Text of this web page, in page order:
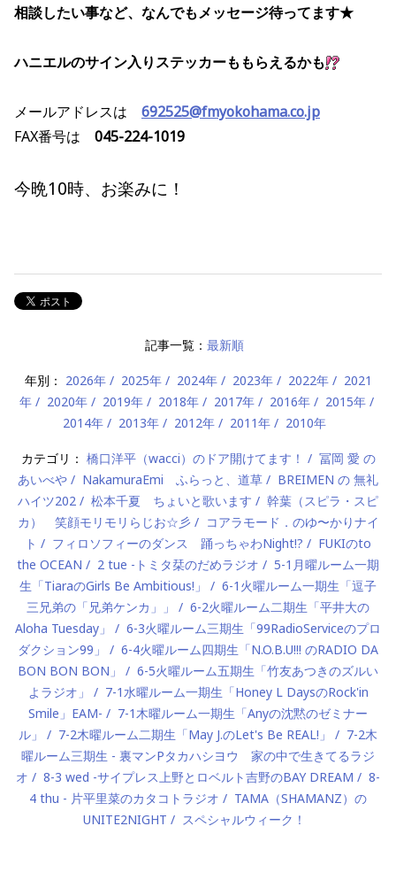
相談したい事など、なんでもメッセージ待ってます★
ハニエルのサイン入りステッカーももらえるかも
メールアドレスは
692525@fmyokohama.co.jp
FAX番号は 045-224-1019
今晩10時、お楽みに！
記事一覧： 最新順
年別： 2026年 2025年 2024年 2023年 2022年
2021
年
2020年 2019年 2018年 2017年 2016年
2015年
2014年
2013年 2012年 2011年 2010年
カテゴリ： 橋口洋平（wacci）のドア開けてます！
冨岡 愛 の
あいべや
NakamuraEmi ふらっと、道草
BREIMEN の 無礼
ハイツ202
松本千夏 ちょいと歌います
幹葉（スピラ・スピ
カ） 笑顔モリモリらじお☆彡
コアラモード．のゆ〜かりナイ
ト
フィロソフィーのダンス 踊っちゃわNight!?
FUKIのto
the OCEAN
2 tue -トミタ栞のだめラジオ
5-1月曜ルーム一期
生「TiaraのGirls Be Ambitious!」
6-1火曜ルーム一期生「逗子
三兄弟の「兄弟ケンカ」」
6-2火曜ルーム二期生「平井大の
Aloha Tuesday」
6-3火曜ルーム三期生「99RadioServiceのプロ
ダクション99」
6-4火曜ルーム四期生「N.O.B.U!!! のRADIO DA
BON BON BON」
6-5火曜ルーム五期生「竹友あつきのズルい
よラジオ」
7-1水曜ルーム一期生「Honey L DaysのRock'in
Smile」EAM-
7-1木曜ルーム一期生「Anyの沈黙のゼミナー
ル」
7-2木曜ルーム二期生「May J.のLet's Be REAL!」
7-2木
曜ルーム三期生 - 裏マンPタカハシヨウ 家の中で生きてるラジ
オ
8-3 wed -サイプレス上野とロベルト吉野のBAY DREAM
8-
4 thu - 片平里菜のカタコトラジオ
TAMA（SHAMANZ）の
UNITE2NIGHT
スペシャルウィーク！